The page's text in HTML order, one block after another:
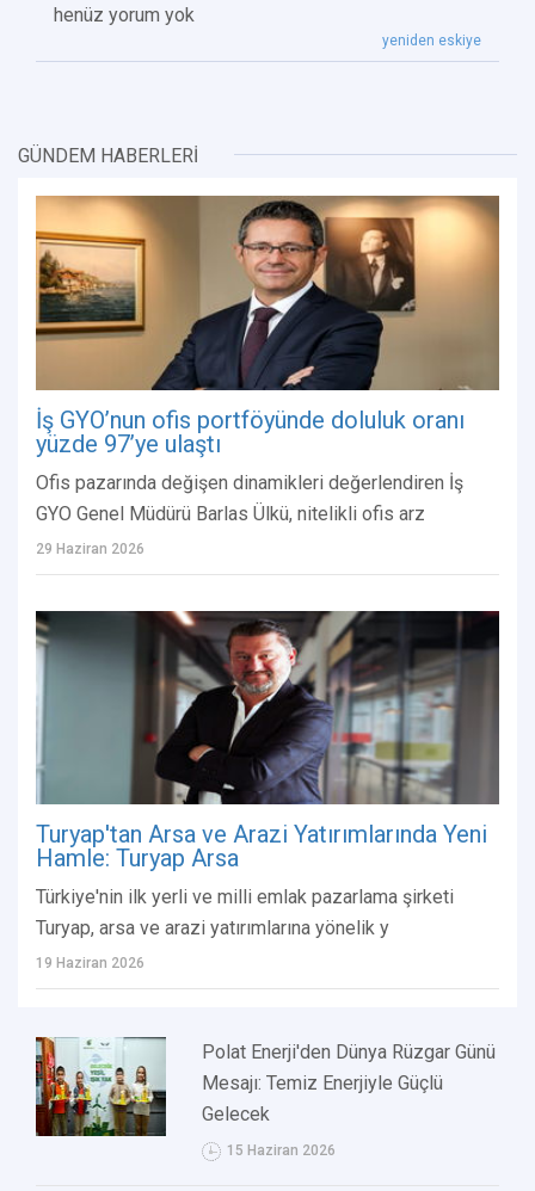
henüz yorum yok
yeniden eskiye
GÜNDEM HABERLERİ
İş GYO’nun ofis portföyünde doluluk oranı
yüzde 97’ye ulaştı
Ofis pazarında değişen dinamikleri değerlendiren İş
GYO Genel Müdürü Barlas Ülkü, nitelikli ofis arz
29 Haziran 2026
Turyap'tan Arsa ve Arazi Yatırımlarında Yeni
Hamle: Turyap Arsa
Türkiye'nin ilk yerli ve milli emlak pazarlama şirketi
Turyap, arsa ve arazi yatırımlarına yönelik y
19 Haziran 2026
Polat Enerji'den Dünya Rüzgar Günü
Mesajı: Temiz Enerjiyle Güçlü
Gelecek
15 Haziran 2026